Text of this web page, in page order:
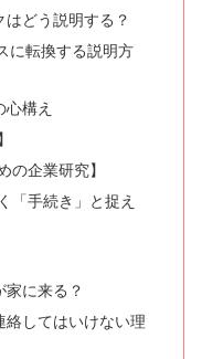
どう説明する？
に転換する説明方
構え
の企業研究】
「手続き」と捉え
に来る？
絡してはいけない理